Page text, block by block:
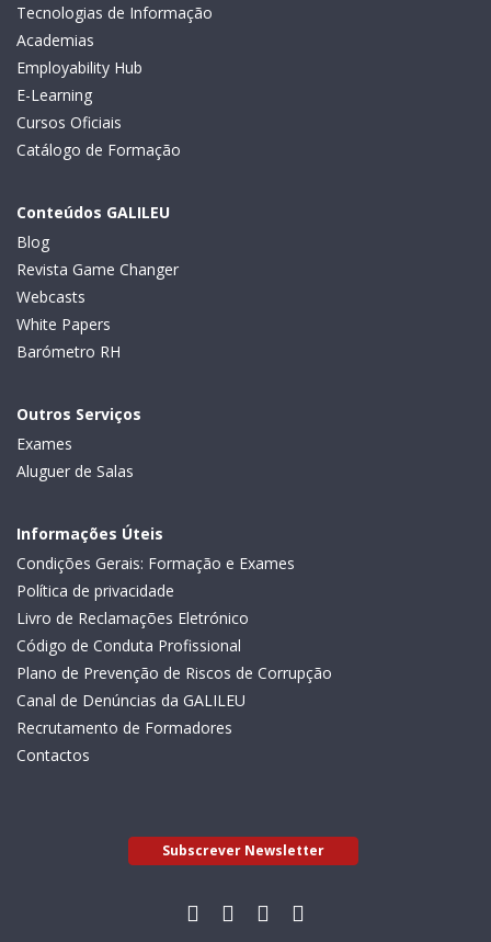
Tecnologias de Informação
Academias
Employability Hub
E-Learning
Cursos Oficiais
Catálogo de Formação
Conteúdos GALILEU
Blog
Revista Game Changer
Webcasts
White Papers
Barómetro RH
Outros Serviços
Exames
Aluguer de Salas
Informações Úteis
Condições Gerais: Formação e Exames
Política de privacidade
Livro de Reclamações Eletrónico
Código de Conduta Profissional
Plano de Prevenção de Riscos de Corrupção
Canal de Denúncias da GALILEU
Recrutamento de Formadores
Contactos
Subscrever Newsletter